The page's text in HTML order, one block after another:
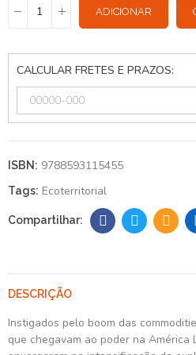
ADICIONAR
CALCULAR FRETES E PRAZOS:
ISBN: 9788593115455
Tags: Ecoterritorial
DESCRIÇÃO
Instigados pelo boom das
que chegavam ao poder na América